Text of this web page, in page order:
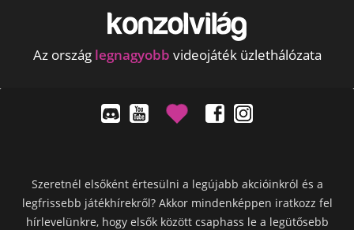
Az ország legnagyobb videojáték üzlethálózata
Szeretnél elsőként értesülni a legújabb akcióinkról és a
legfrissebb játékhírekről? Akkor mindenképpen iratkozz fel
hírlevelünkre, hogy elsők között csaphass le a legütősebb